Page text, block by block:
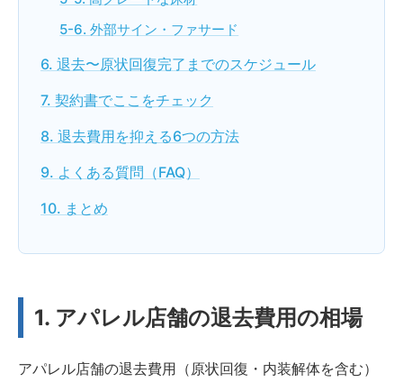
5-6. 外部サイン・ファサード
6. 退去〜原状回復完了までのスケジュール
7. 契約書でここをチェック
8. 退去費用を抑える6つの方法
9. よくある質問（FAQ）
10. まとめ
1. アパレル店舗の退去費用の相場
アパレル店舗の退去費用（原状回復・内装解体を含む）